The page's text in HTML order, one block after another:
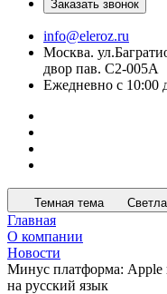
Заказать звонок
info@eleroz.ru
Москва.
двор пав. C2-005A
Ежедневно с 10:00
Темная тема
Главная
О компании
Новости
Минус платформа: Apple
на русский язык